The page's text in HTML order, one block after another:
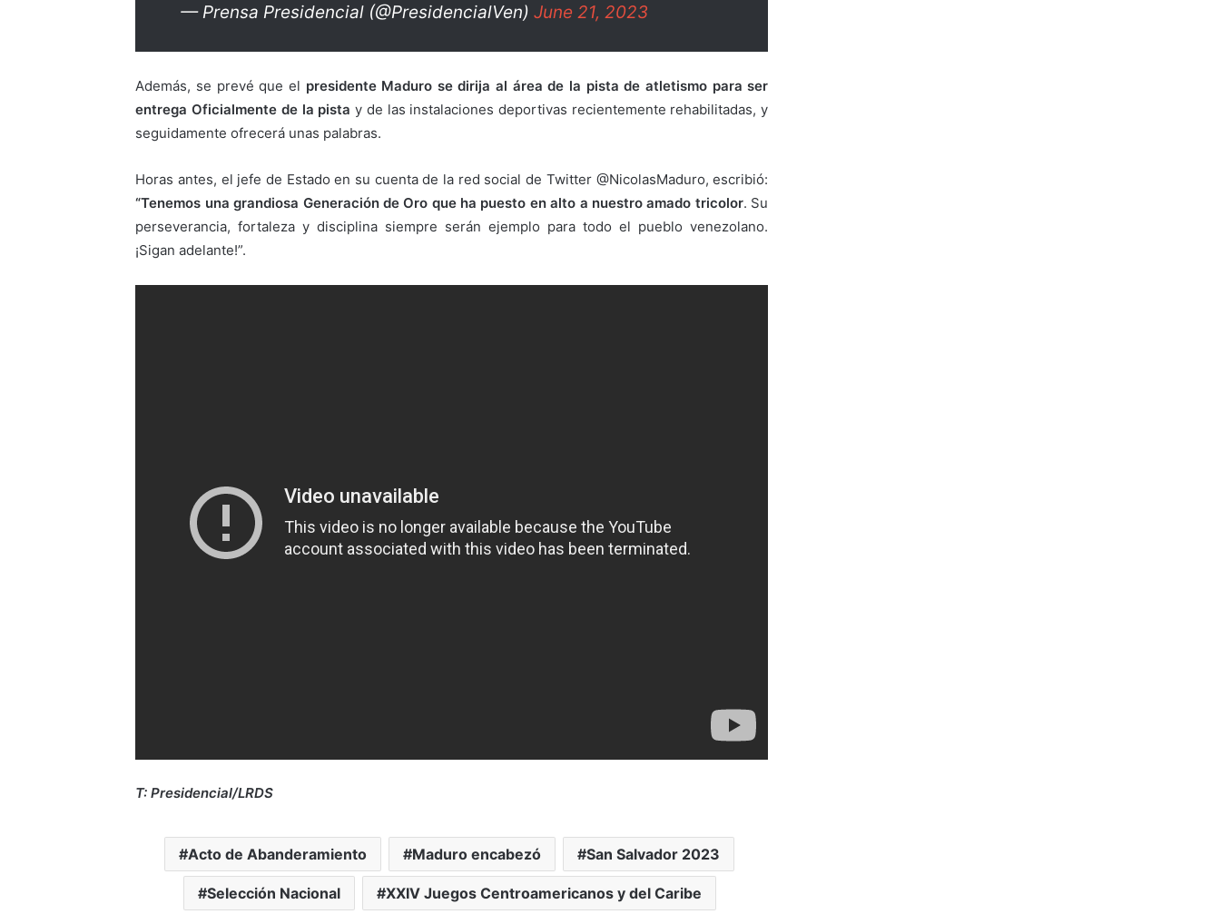
— Prensa Presidencial (@PresidencialVen)June 21, 2023
Además, se prevé que el presidente Maduro se dirija al área de la pista de atletismo para ser
entrega Oficialmente de la pista y de las instalaciones deportivas recientemente rehabilitadas, y
seguidamente ofrecerá unas palabras.
Horas antes, el jefe de Estado en su cuenta de la red social de Twitter @NicolasMaduro, escribió:
“Tenemos una grandiosa Generación de Oro que ha puesto en alto a nuestro amado tricolor. Su
perseverancia, fortaleza y disciplina siempre serán ejemplo para todo el pueblo venezolano.
¡Sigan adelante!”.
T: Presidencial/LRDS
Acto de Abanderamiento Maduro encabezó San Salvador 2023
Selección Nacional XXIV Juegos Centroamericanos y del Caribe